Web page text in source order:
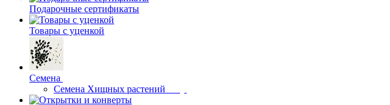
Подарочные сертификаты
Товары с уценкой
Семена
Семена Хищных растений